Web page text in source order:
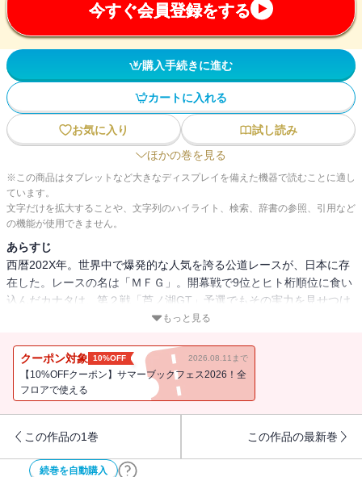
今すぐ会員登録をする
購入手続きに進む
カートに入れる
お気に入り
試し読み
ほかの巻を見る
※この商品はタブレットなど大きなディスプレイを備えた機器で読むことに適し
ています。
文字だけを拡大することや、文字列のハイライト、検索、辞書の参照、引用など
の機能が使用できません。
あらすじ
西暦202X年。世界中で爆発的な人気を誇る公道レースが、日本に存
在した。レースの名は「ＭＦＧ」。開幕戦で9位とヒト桁順位に食い
込んだカナタは、第２戦「芦ノ湖GT」予選でもその実力を見せつけ
た。いよいよ「芦ノ湖GT」決勝がスタート！！ 雨が降りしきる悪い
違わない本領を見せつける――。
累計１５０万部突破！！しげの秀一が描く新公道最速伝説、第６
巻！ もう一度、８６でアツくなろう！
もっと見る
クーポン対象 10%OFF 2026.08.11まで
【10%OFFクーポン】サマーブックフェス2026！全
フロアで使える
この作品の1巻 この作品の最新巻
続巻を自動購入